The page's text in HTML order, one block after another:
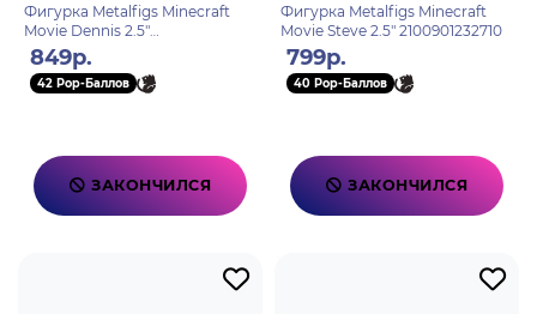
Фигурка Metalfigs Minecraft
Movie Dennis 2.5"
2100901232727
849р.
42 Pop-Баллов
ЗАКОНЧИЛСЯ
Фигурка Metalfigs Minecraft
Movie Steve 2.5" 2100901232710
799р.
40 Pop-Баллов
ЗАКОНЧИЛСЯ